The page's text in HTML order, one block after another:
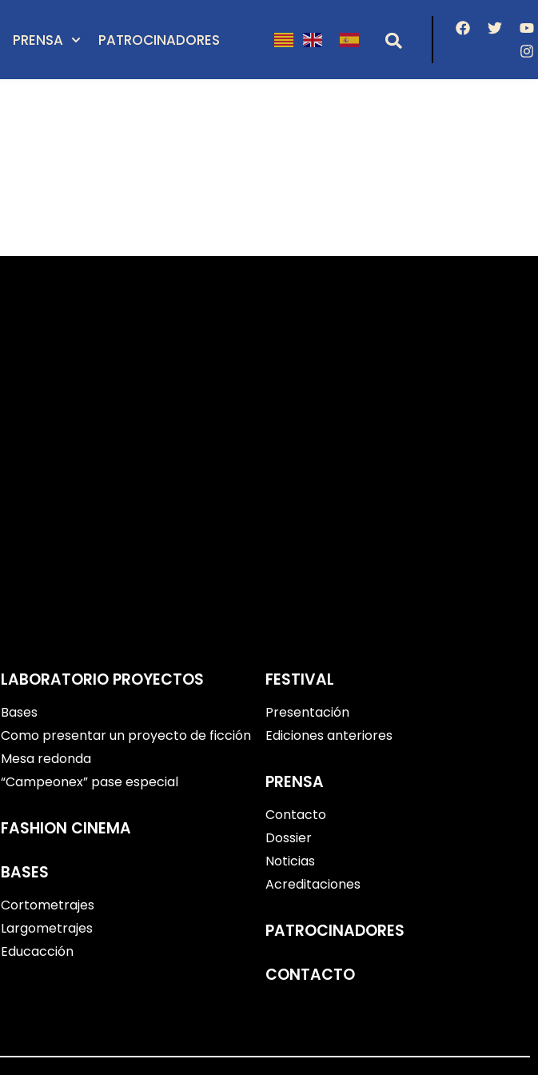
PRENSA PATROCINADORES
LABORATORIO PROYECTOS
Bases
Como presentar un proyecto de ficción
Mesa redonda
“Campeonex” pase especial
FASHION CINEMA
BASES
Cortometrajes
Largometrajes
Educacción
FESTIVAL
Presentación
Ediciones anteriores
PRENSA
Contacto
Dossier
Noticias
Acreditaciones
PATROCINADORES
CONTACTO